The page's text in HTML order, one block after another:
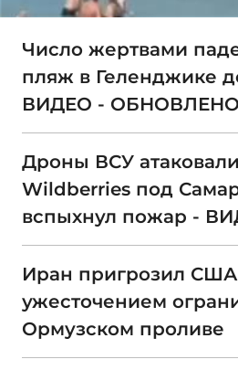
Число жертвами
пляж в Геленджике
ВИДЕО - ОБНОВЛЕНО
Дроны ВСУ
Wildberries под
вспыхнул пожар -
Иран пригрозил США
ужесточением
Ормузском проливе